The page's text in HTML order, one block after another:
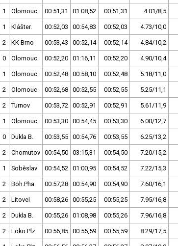
1 Olomouc 00:51,31 01:08,52 00:51,31 4.01/8,5
1 Klášter. 00:52,03 00:54,83 00:52,03 4.73/10,0
2 KK Brno 00:53,43 00:52,14 00:52,14 4.84/10,2
0 Olomouc 00:52,20 01:16,11 00:52,20 4.90/10,4
1 Olomouc 00:52,48 00:58,10 00:52,48 5.18/11,0
2 Olomouc 00:52,68 00:52,55 00:52,55 5.25/11,1
2 Turnov 00:53,72 00:52,91 00:52,91 5.61/11,9
1 Olomouc 00:53,30 00:54,45 00:53,30 6.00/12,7
0 Dukla B. 00:53,55 00:54,76 00:53,55 6.25/13,2
2 Chomutov 00:54,50 03:15,31 00:54,50 7.20/15,2
1 Soběslav 00:54,52 01:00,95 00:54,52 7.22/15,3
2 Boh.Pha 00:57,28 00:54,90 00:54,90 7.60/16,1
2 Litovel 00:58,26 00:55,25 00:55,25 7.95/16,8
2 Dukla B. 00:55,26 01:08,98 00:55,26 7.96/16,8
2 Loko Plz 00:56,85 00:55,59 00:55,59 8.29/17,5